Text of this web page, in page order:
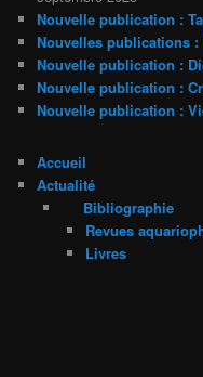
Nouvelle publication :
Nouvelles publications
Nouvelle publication :
Nouvelle publication :
Nouvelle publication :
Accueil
Actualité
Bibliographie
Revues
Livres